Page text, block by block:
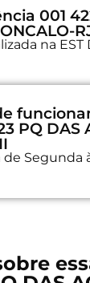
001
na EST
PQ DAS
Segunda